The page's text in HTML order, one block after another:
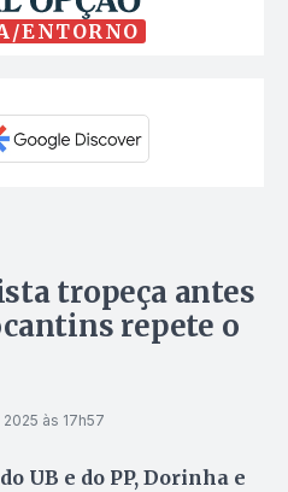
ENTORNO
tropeça antes
repete o
às 17h57
UB e do PP, Dorinha e